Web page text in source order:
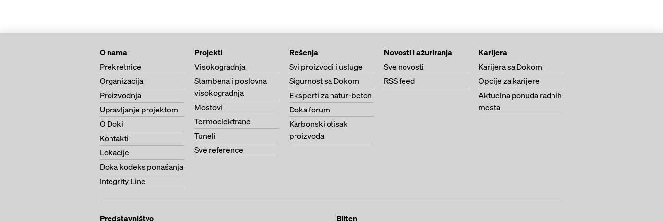
O nama
Prekretnice
Organizacija
Proizvodnja
Upravljanje projektom
O Doki
Kontakti
Lokacije
Doka kodeks ponašanja
Integrity Line
Projekti
Visokogradnja
Stambena i poslovna
visokogradnja
Mostovi
Termoelektrane
Tuneli
Sve reference
Rešenja
Svi proizvodi i usluge
Sigurnost sa Dokom
Eksperti za natur-beton
Doka forum
Karbonski otisak
proizvoda
Novosti i ažuriranja
Sve novosti
RSS feed
Karijera
Karijera sa Dokom
Opcije za karijere
Aktuelna ponuda radnih
mesta
Predstavništvo Bilten